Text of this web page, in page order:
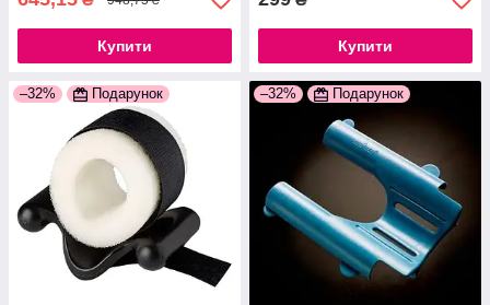
Купити Купити
–32% Подарунок –32% Подарунок